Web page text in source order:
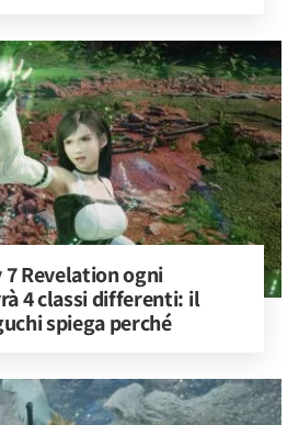
7 Revelation ogni
4 classi differenti: il
spiega perché